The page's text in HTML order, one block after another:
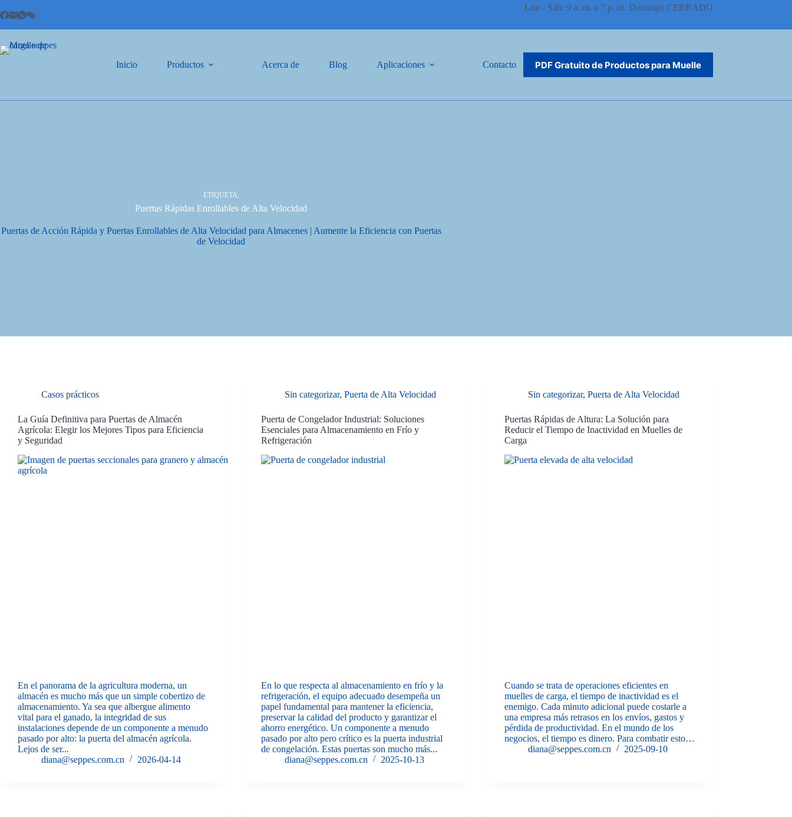
Lun - Sáb: 9 a. m. a 7 p. m. Domingo CERRADO
Inicio Productos Acerca de Blog Aplicaciones Contacto Español
PDF Gratuito de Productos para Muelle
ETIQUETA:
Puertas Rápidas Enrollables de Alta Velocidad
Puertas de Acción Rápida y Puertas Enrollables de Alta Velocidad para Almacenes | Aumente la Eficiencia con Puertas
de Velocidad
Casos prácticos
La Guía Definitiva para Puertas de Almacén
Agrícola: Elegir los Mejores Tipos para Eficiencia
y Seguridad
En el panorama de la agricultura moderna, un
almacén es mucho más que un simple cobertizo de
almacenamiento. Ya sea que albergue alimento
vital para el ganado, la integridad de sus
instalaciones depende de un componente a menudo
pasado por alto: la puerta del almacén agrícola.
Lejos de ser...
diana@seppes.com.cn
2026-04-14
Sin categorizar,Puerta de Alta Velocidad
Puerta de Congelador Industrial: Soluciones
Esenciales para Almacenamiento en Frío y
Refrigeración
En lo que respecta al almacenamiento en frío y la
refrigeración, el equipo adecuado desempeña un
papel fundamental para mantener la eficiencia,
preservar la calidad del producto y garantizar el
ahorro energético. Un componente a menudo
pasado por alto pero crítico es la puerta industrial
de congelación. Estas puertas son mucho más...
diana@seppes.com.cn
2025-10-13
Sin categorizar,Puerta de Alta Velocidad
Puertas Rápidas de Altura: La Solución para
Reducir el Tiempo de Inactividad en Muelles de
Carga
Cuando se trata de operaciones eficientes en
muelles de carga, el tiempo de inactividad es el
enemigo. Cada minuto adicional puede costarle a
una empresa más retrasos en los envíos, gastos y
pérdida de productividad. En el mundo de los
negocios, el tiempo es dinero. Para combatir esto…
diana@seppes.com.cn
2025-09-10